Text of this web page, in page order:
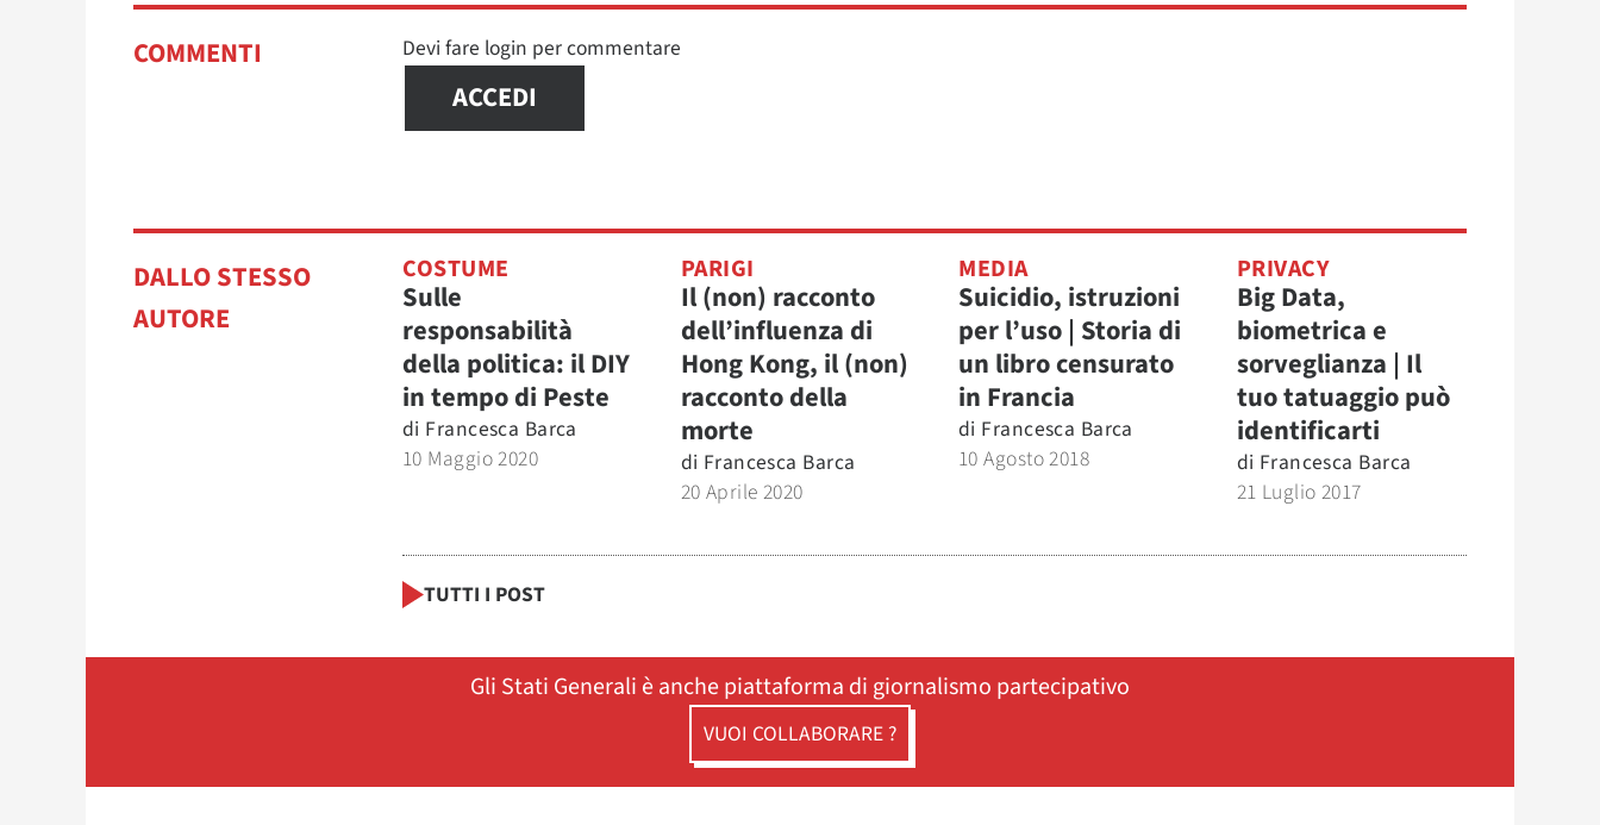
COMMENTI Devi fare login per commentare
ACCEDI
DALLO STESSO
AUTORE
COSTUME
Sulle
responsabilità
della politica: il DIY
in tempo di Peste
di Francesca Barca
10 Maggio 2020
PARIGI
Il (non) racconto
dell’influenza di
Hong Kong, il (non)
racconto della
morte
di Francesca Barca
20 Aprile 2020
MEDIA
Suicidio, istruzioni
per l’uso | Storia di
un libro censurato
in Francia
di Francesca Barca
10 Agosto 2018
PRIVACY
Big Data,
biometrica e
sorveglianza | Il
tuo tatuaggio può
identificarti
di Francesca Barca
21 Luglio 2017
TUTTI I POST
Gli Stati Generali è anche piattaforma di giornalismo partecipativo
VUOI COLLABORARE ?